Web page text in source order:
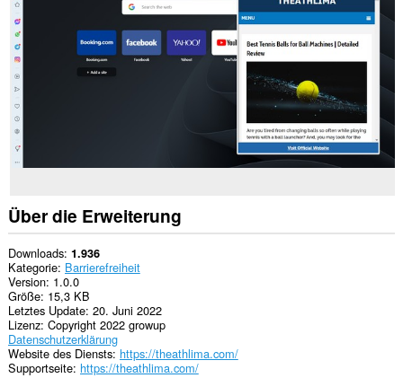
Über die Erweiterung
Downloads 1.936
Kategorie Barrierefreiheit
Version 1.0.0
Größe 15,3 KB
Letztes Update 20. Juni 2022
Lizenz Copyright 2022 growup
Datenschutzerklärung
Website des Diensts https://theathlima.com/
Supportseite https://theathlima.com/